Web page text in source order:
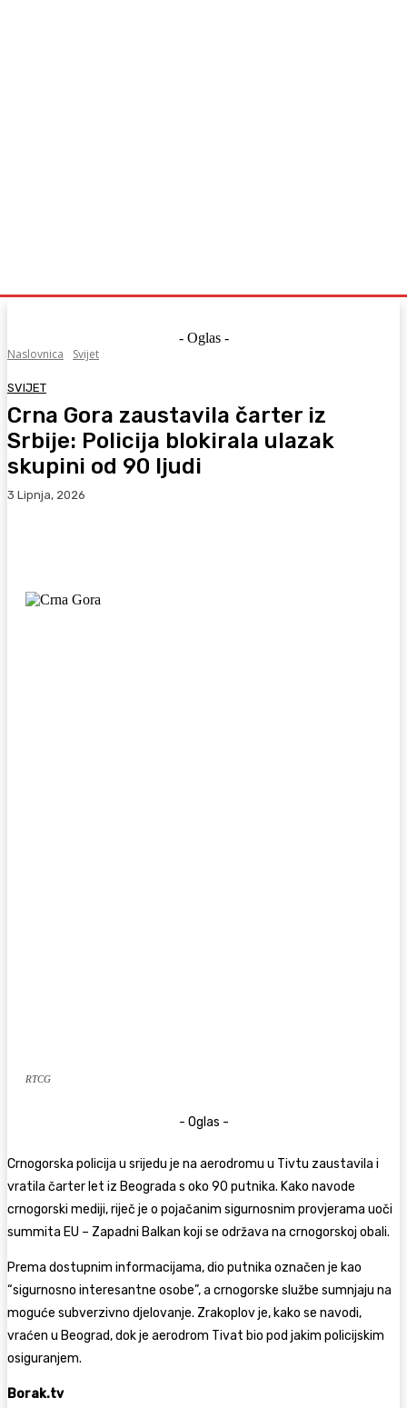
- Oglas -
Naslovnica
Svijet
SVIJET
Crna Gora zaustavila čarter iz
Srbije: Policija blokirala ulazak
skupini od 90 ljudi
3 Lipnja, 2026
RTCG
- Oglas -
Crnogorska policija u srijedu je na aerodromu u Tivtu zaustavila i
vratila čarter let iz Beograda s oko 90 putnika. Kako navode
crnogorski mediji, riječ je o pojačanim sigurnosnim provjerama uoči
summita EU – Zapadni Balkan koji se održava na crnogorskoj obali.
Prema dostupnim informacijama, dio putnika označen je kao
“sigurnosno interesantne osobe”, a crnogorske službe sumnjaju na
moguće subverzivno djelovanje. Zrakoplov je, kako se navodi,
vraćen u Beograd, dok je aerodrom Tivat bio pod jakim policijskim
osiguranjem.
Borak.tv